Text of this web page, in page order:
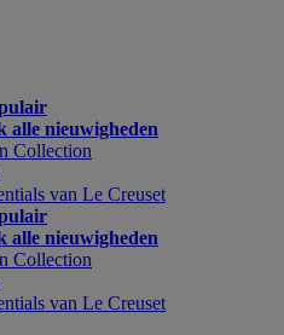
alle nieuwigheden
Collection
van Le Creuset
alle nieuwigheden
Collection
van Le Creuset